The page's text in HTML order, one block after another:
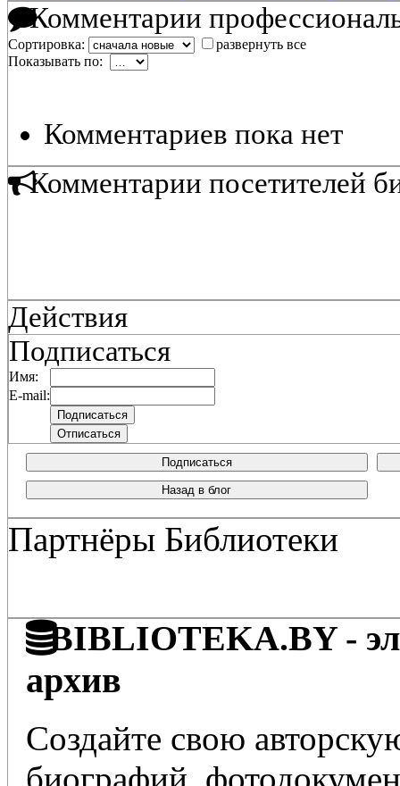
Комментарии
Сортировка:
развернуть все
Показывать по:
Комментариев пока нет
Комментарии посетителей
Действия
Подписаться
Имя:
E-mail:
Подписаться
Назад в блог
Партнёры Библиотеки
BIBLIOTEKA.BY -
архив
Создайте свою